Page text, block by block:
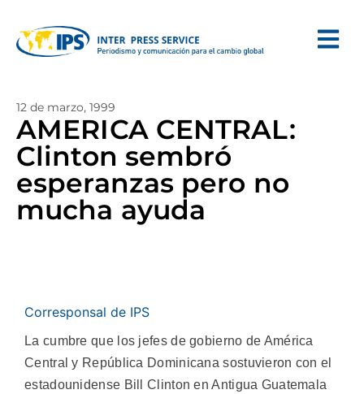
12 de marzo, 1999
AMERICA CENTRAL:
Clinton sembró
esperanzas pero no
mucha ayuda
Corresponsal de IPS
La cumbre que los jefes de gobierno de América
Central y República Dominicana sostuvieron con el
estadounidense Bill Clinton en Antigua Guatemala